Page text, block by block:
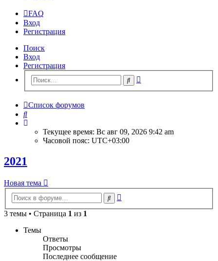
FAQ
Вход
Регистрация
Поиск
Вход
Регистрация
Поиск
Список форумов
Поиск
Текущее время: Вс авг 09, 2026 9:42 am
Часовой пояс: UTC+03:00
2021
Новая тема
Поиск
3 темы • Страница 1 из 1
Темы
Ответы
Просмотры
Последнее сообщение